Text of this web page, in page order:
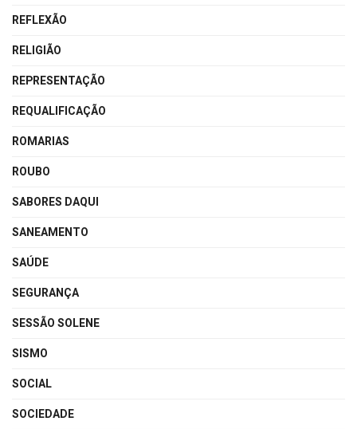
REFLEXÃO
RELIGIÃO
REPRESENTAÇÃO
REQUALIFICAÇÃO
ROMARIAS
ROUBO
SABORES DAQUI
SANEAMENTO
SAÚDE
SEGURANÇA
SESSÃO SOLENE
SISMO
SOCIAL
SOCIEDADE